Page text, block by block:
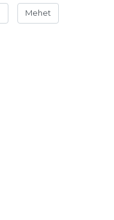
Ausztrália
Mehet